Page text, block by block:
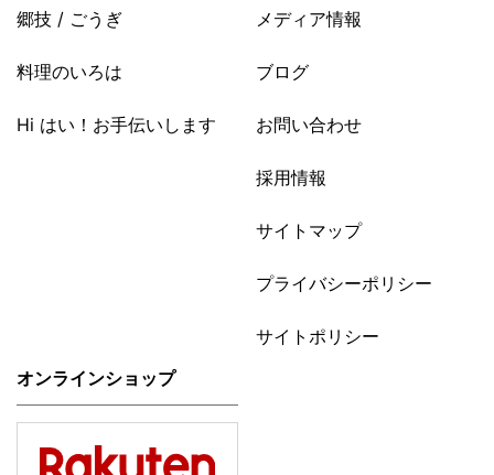
郷技 / ごうぎ
料理のいろは
Hi はい！お手伝いします
メディア情報
ブログ
お問い合わせ
採用情報
サイトマップ
プライバシーポリシー
サイトポリシー
オンラインショップ